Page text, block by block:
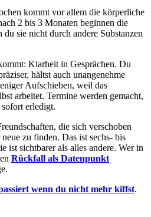
kommt vor allem die körperliche
2 bis 3 Monaten beginnen die
sie nicht durch andere Substanzen
Klarheit in Gesprächen. Du
hältst auch unangenehme
Aufschieben, weil das
arbeitet. Termine werden gemacht,
erledigt.
die sich verschoben
zu finden. Das ist sechs- bis
ist sichtbarer als alles andere. Wer in
Rückfall als Datenpunkt
wenn du nicht mehr kiffst.